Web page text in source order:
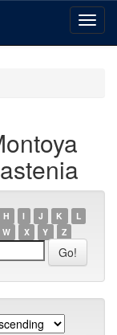
H I J K
L
W X Y Z